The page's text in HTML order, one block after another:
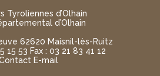
Tyroliennes d’Olhain
d’Olhain
62620 Maisnil-lès-Ruitz
15 53 Fax : 03 21 83 41 12
E-mail